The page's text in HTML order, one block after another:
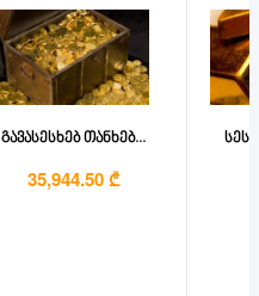
გავასესხებ თანხებ...
35,944.50 ₾